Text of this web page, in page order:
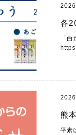
各
「
熊
平素